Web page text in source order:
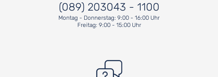
(089) 203043 - 1100
Montag - Donnerstag: 9:00 - 16:00 Uhr
Freitag: 9:00 - 15:00 Uhr